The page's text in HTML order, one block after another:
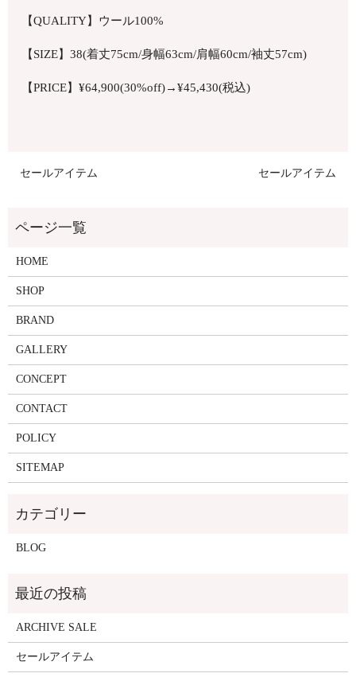
【QUALITY】ウール100%
【SIZE】38(着丈75cm/身幅63cm/肩幅60cm/袖丈57cm)
【PRICE】¥64,900(30%off)→¥45,430(税込)
セールアイテム セールアイテム
HOME
SHOP
BRAND
GALLERY
CONCEPT
CONTACT
POLICY
SITEMAP
BLOG
ARCHIVE SALE
セールアイテム